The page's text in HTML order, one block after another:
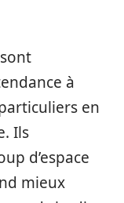
à
en
Ils
d’espace
mieux